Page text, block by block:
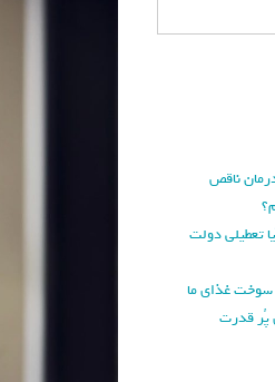
ناقص
تعطیلی دولت
سوخت غذای ما
پُر قدرت